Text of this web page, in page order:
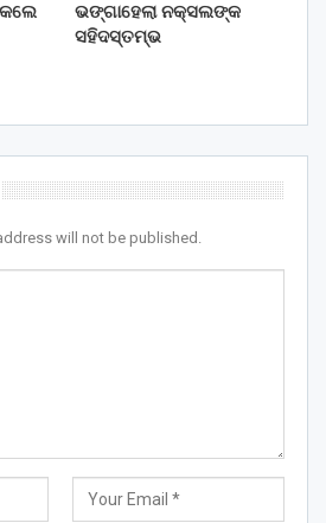
କଲେ
ଭଙ୍ଗାହେଲା ନକ୍ସଲଙ୍କ
ସହିଦସ୍ତମ୍ଭ
will not be published.